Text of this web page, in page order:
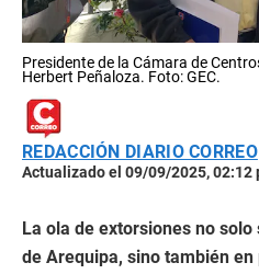
Presidente de la Cámara de
Herbert Peñaloza. Foto: GEC.
REDACCIÓN DIARIO CORREO
Actualizado el 09/09/2025, 02:12
La ola de extorsiones no
de Arequipa, sino también